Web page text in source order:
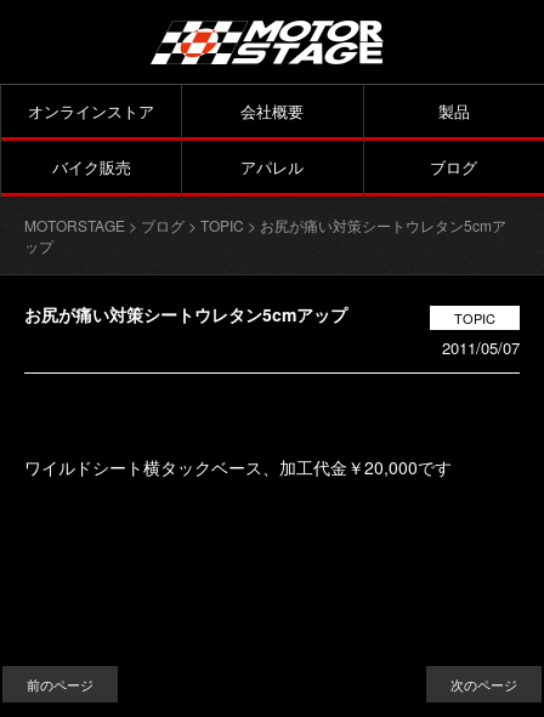
オンラインストア 会社概要 製品
バイク販売 アパレル ブログ
MOTORSTAGE > ブログ > TOPIC > お尻が痛い対策シートウレタン5cmア
ップ
お尻が痛い対策シートウレタン5cmアップ TOPIC
2011/05/07
ワイルドシート横タックベース、加工代金￥20,000です
前のページ 次のページ